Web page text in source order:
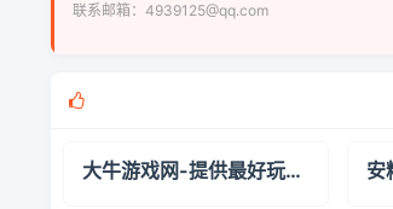
联系邮箱：4939125@qq.com
大牛游戏网-提供最好玩的手机游戏下载！